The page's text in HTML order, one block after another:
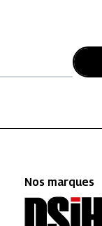
Nos marques